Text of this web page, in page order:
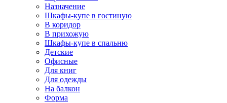
Назначение
Шкафы-купе в гостиную
В коридор
В прихожую
Шкафы-купе в спальню
Детские
Офисные
Для книг
Для одежды
На балкон
Форма